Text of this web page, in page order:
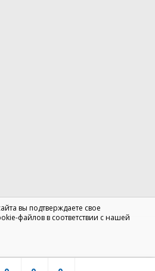
вы подтверждаете свое
файлов в соответствии с нашей